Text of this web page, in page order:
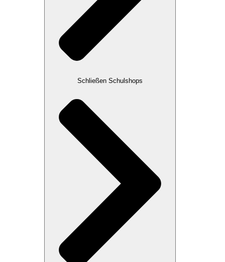
Schließen Schulshops